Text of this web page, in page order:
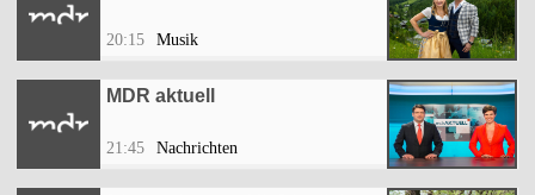
20:15 Musik
MDR aktuell
21:45 Nachrichten